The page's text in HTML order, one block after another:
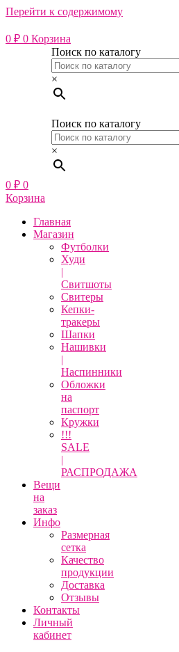
Перейти к содержимому
0 ₽ 0 Корзина
Поиск по каталогу
×
Поиск по каталогу
×
0 ₽ 0
Корзина
Главная
Магазин
Футболки
Худи
|
Свитшоты
Свитеры
Кепки-
тракеры
Шапки
Нашивки
|
Наспинники
Обложки
на
паспорт
Кружки
!!!
SALE
|
РАСПРОДАЖА
Вещи
на
заказ
Инфо
Размерная
сетка
Качество
продукции
Доставка
Отзывы
Контакты
Личный
кабинет